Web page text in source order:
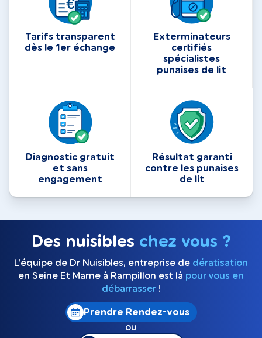
Tarifs transparent
dès le 1er échange
Exterminateurs
certifiés
spécialistes
punaises de lit
Diagnostic gratuit
et sans
engagement
Résultat garanti
contre les punaises
de lit
Des nuisibles chez vous ?
L’équipe de Dr Nuisibles, entreprise de dératisation
en Seine Et Marne à Rampillon est là pour vous en
débarrasser!
Prendre Rendez-vous
ou